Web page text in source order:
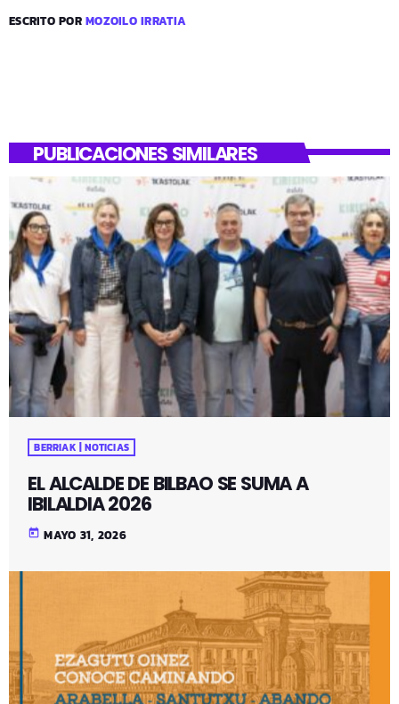
ESCRITO PORMOZOILO IRRATIA
PUBLICACIONES SIMILARES
BERRIAK | NOTICIAS
EL ALCALDE DE BILBAO SE SUMA A
IBILALDIA 2026
today MAYO 31, 2026